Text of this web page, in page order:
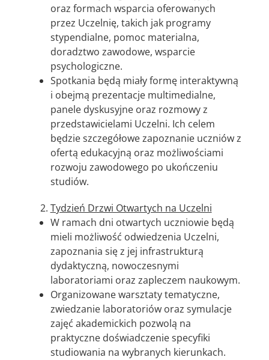
oraz formach wsparcia oferowanych
przez Uczelnię, takich jak programy
stypendialne, pomoc materialna,
doradztwo zawodowe, wsparcie
psychologiczne.
Spotkania będą miały formę interaktywną
i obejmą prezentacje multimedialne,
panele dyskusyjne oraz rozmowy z
przedstawicielami Uczelni. Ich celem
będzie szczegółowe zapoznanie uczniów z
ofertą edukacyjną oraz możliwościami
rozwoju zawodowego po ukończeniu
studiów.
Tydzień Drzwi Otwartych na Uczelni
W ramach dni otwartych uczniowie będą
mieli możliwość odwiedzenia Uczelni,
zapoznania się z jej infrastrukturą
dydaktyczną, nowoczesnymi
laboratoriami oraz zapleczem naukowym.
Organizowane warsztaty tematyczne,
zwiedzanie laboratoriów oraz symulacje
zajęć akademickich pozwolą na
praktyczne doświadczenie specyfiki
studiowania na wybranych kierunkach.